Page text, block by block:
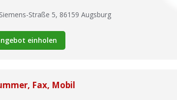
Straße 5, 86159 Augsburg
einholen
Fax, Mobil